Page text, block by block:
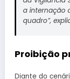
a internação
quadro”,
Proibição
Diante do